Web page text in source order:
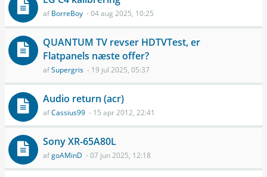
afBorreBoy - 04 aug 2025, 10:25
QUANTUM TV revser HDTVTest, er
Flatpanels næste offer?
afSupergris - 19 jul 2025, 05:37
Audio return (acr)
afCassius99 - 15 apr 2012, 22:41
Sony XR-65A80L
afgoAMinD - 07 jun 2025, 12:18